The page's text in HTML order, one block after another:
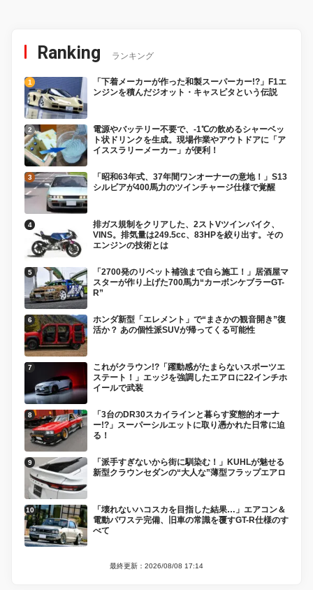
Ranking ランキング
「下着メーカーが作った和製スーパーカー!?」F1エ
ンジンを積んだジオット・キャスピタという伝説
電源やバッテリー不要で、-1℃の飲めるシャーベッ
ト状ドリンクを生成。現場作業やアウトドアに「ア
イススラリーメーカー」が便利！
「昭和63年式、37年間ワンオーナーの意地！」S13
シルビアが400馬力のツインチャージ仕様で覚醒
排ガス規制をクリアした、2ストVツインバイク、
VINS。排気量は249.5cc、83HPを絞り出す。その
エンジンの技術とは
「2700発のリベット補強まで自ら施工！」居酒屋マ
スターが作り上げた700馬力“カーボンケブラーGT-
R”
ホンダ新型「エレメント」で“まさかの観音開き”復
活か？ あの個性派SUVが帰ってくる可能性
これがクラウン!?「躍動感がたまらないスポーツエ
ステート！」エッジを強調したエアロに22インチホ
イールで武装
「3台のDR30スカイラインと暮らす変態的オーナ
ー!?」スーパーシルエットに取り憑かれた日常に迫
る！
「派手すぎないから街に馴染む！」KUHLが魅せる
新型クラウンセダンの“大人な”薄型フラップエアロ
「壊れないハコスカを目指した結果…」エアコン＆
電動パワステ完備、旧車の常識を覆すGT-R仕様のす
べて
最終更新：2026/08/08 17:14